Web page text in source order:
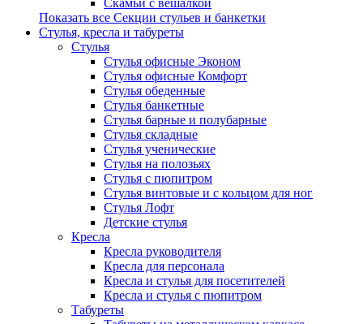
Скамьи с вешалкой
Показать все Секции стульев и банкетки
Стулья, кресла и табуреты
Стулья
Стулья офисные Эконом
Стулья офисные Комфорт
Стулья обеденные
Стулья банкетные
Стулья барные и полубарные
Стулья складные
Стулья ученические
Стулья на полозьях
Стулья с пюпитром
Стулья винтовые и с кольцом для ног
Стулья Лофт
Детские стулья
Кресла
Кресла руководителя
Кресла для персонала
Кресла и стулья для посетителей
Кресла и стулья с пюпитром
Табуреты